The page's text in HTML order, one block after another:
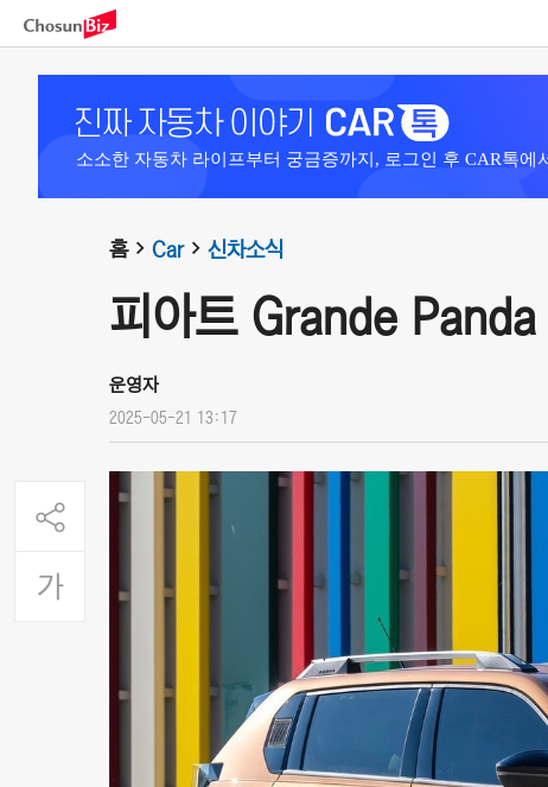
소소한 자동차 라이프부터 궁금증까지, 로그인 후 CAR톡에
홈 Car 신차소식
피아트 Grande
운영자
2025-05-21 13:17